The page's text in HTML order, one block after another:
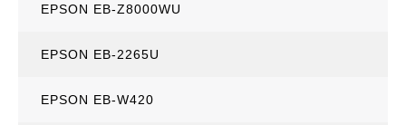
EPSON EB-Z8000WU
EPSON EB-2265U
EPSON EB-W420